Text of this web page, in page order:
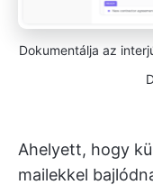
Dokumentálja az
Ahelyett, hogy
mailekkel